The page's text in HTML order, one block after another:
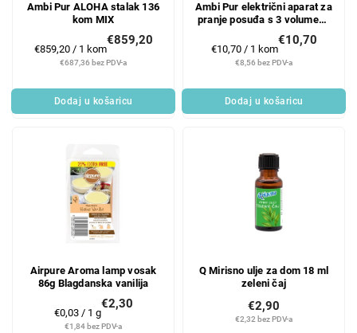
a
Ambi Pur ALOHA stalak 136
kom MIX
€687,36 bez PDV-a
€859,20
Mjerenje
cijene:
€859,20 / 1 kom
Dodaj u košaricu
Ambi Pur električni aparat za
pranje posuđa s 3 volumena
20 ml Zlatna orhideja
€8,56 bez PDV-a
€10,70
Mjerenje
cijene:
€10,70 / 1 kom
Dodaj u košaricu
Airpure Aroma lamp vosak
86g Blagdanska vanilija
€1,84 bez PDV-a
€2,30
Mjerenje
cijene:
€0,03 / 1 g
Q Mirisno ulje za dom 18 ml
zeleni čaj
€2,32 bez PDV-a
€2,90